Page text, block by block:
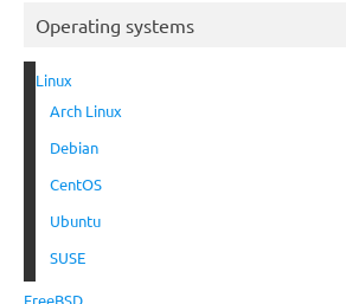
Operating systems
Linux
Arch Linux
Debian
CentOS
Ubuntu
SUSE